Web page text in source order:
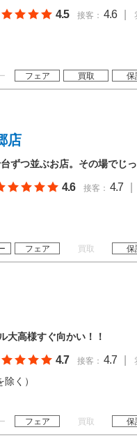
4.5 接客： 4.6
フェア 買取 保
店
ずつ並ぶお店。その場でじ
4.6 接客： 4.7
フェア 買取 保
高様すぐ向かい！！
4.7 接客： 4.7
く）
フェア 買取 保